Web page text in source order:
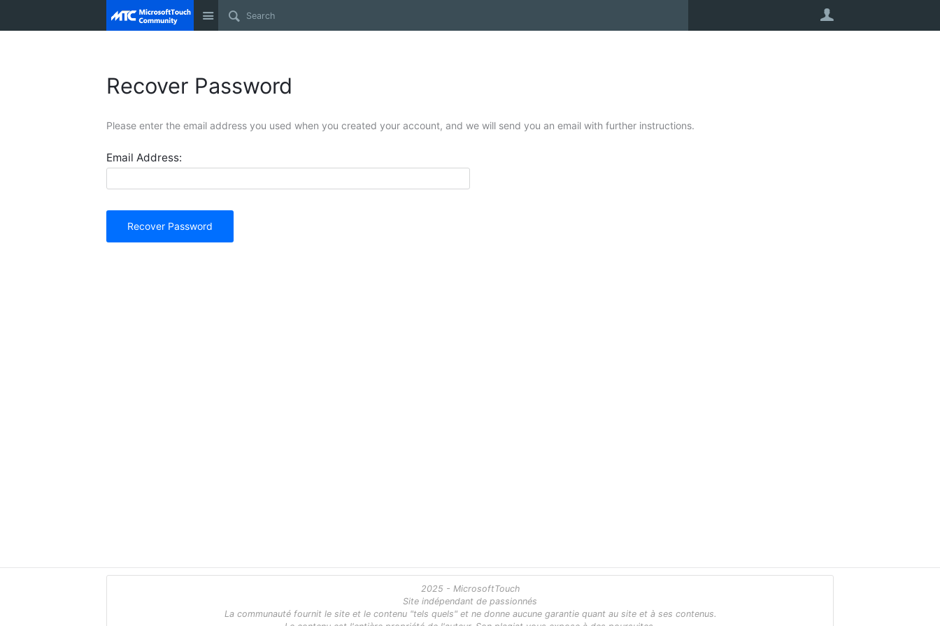
Site
Recover Password
Please enter the email address you used when you created your account, and we will send you an email with further instructions.
Email Address:
Recover Password
2025 - MicrosoftTouch
Site indépendant de passionnés
La communauté fournit le site et le contenu "tels quels" et ne donne aucune garantie quant au site et à ses contenus.